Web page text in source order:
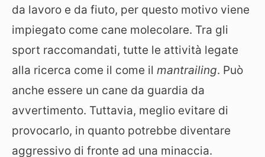
da lavoro e da fiuto, per questo motivo viene
impiegato come cane molecolare. Tra gli
sport raccomandati, tutte le attività legate
alla ricerca come il come il mantrailing. Può
anche essere un cane da guardia da
avvertimento. Tuttavia, meglio evitare di
provocarlo, in quanto potrebbe diventare
aggressivo di fronte ad una minaccia.